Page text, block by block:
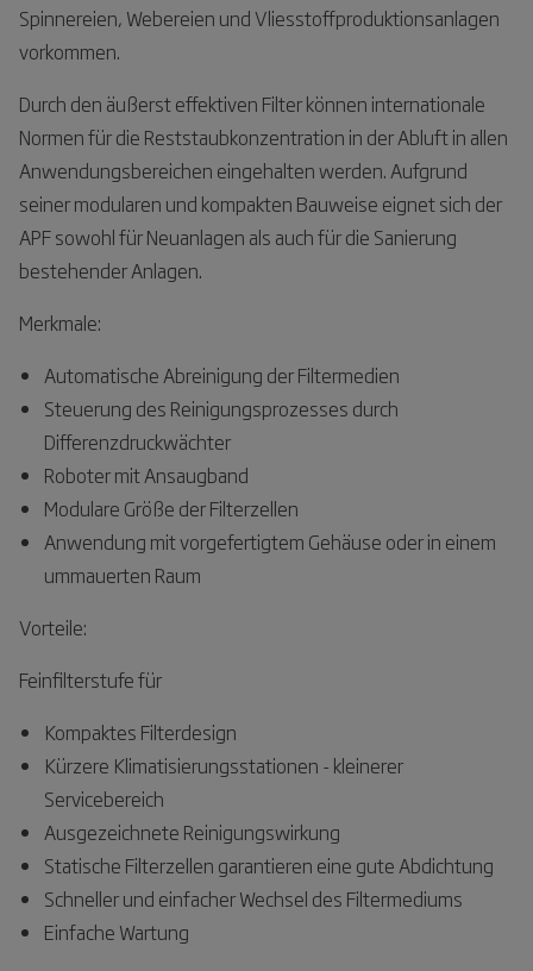
Spinnereien, Webereien und Vliesstoffproduktionsanlagen
vorkommen.
Durch den äußerst effektiven Filter können internationale
Normen für die Reststaubkonzentration in der Abluft in allen
Anwendungsbereichen eingehalten werden. Aufgrund
seiner modularen und kompakten Bauweise eignet sich der
APF sowohl für Neuanlagen als auch für die Sanierung
bestehender Anlagen.
Merkmale:
Automatische Abreinigung der Filtermedien
Steuerung des Reinigungsprozesses durch
Differenzdruckwächter
Roboter mit Ansaugband
Modulare Größe der Filterzellen
Anwendung mit vorgefertigtem Gehäuse oder in einem
ummauerten Raum
Vorteile:
Feinfilterstufe für
Kompaktes Filterdesign
Kürzere Klimatisierungsstationen - kleinerer
Servicebereich
Ausgezeichnete Reinigungswirkung
Statische Filterzellen garantieren eine gute Abdichtung
Schneller und einfacher Wechsel des Filtermediums
Einfache Wartung